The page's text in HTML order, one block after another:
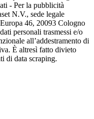
- Per la pubblicità
N.V., sede legale
46, 20093 Cologno
personali trasmessi e/o
all’addestramento di
È altresì fatto divieto
di data scraping.